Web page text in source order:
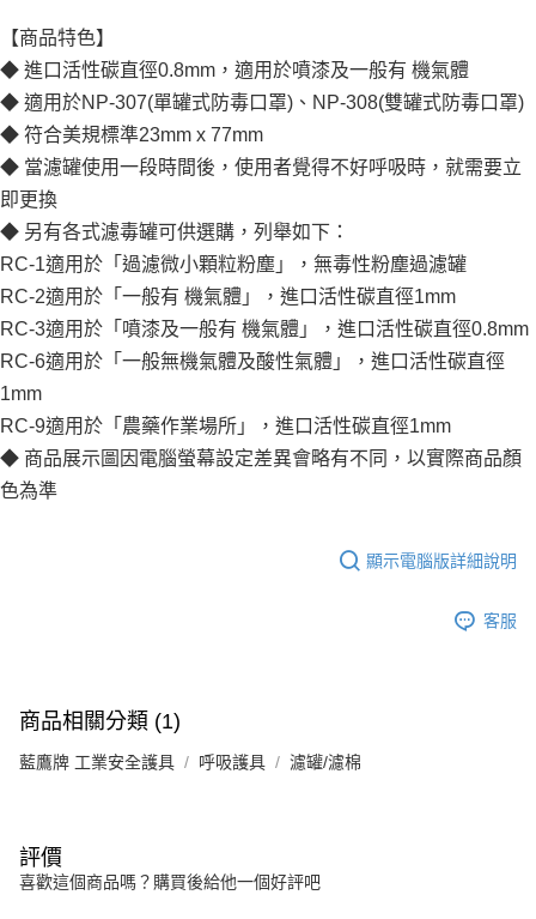
【商品特色】
◆ 進口活性碳直徑0.8mm，適用於噴漆及一般有 機氣體
◆ 適用於NP-307(單罐式防毒口罩)、NP-308(雙罐式防毒口罩)
◆ 符合美規標準23mm x 77mm
◆ 當濾罐使用一段時間後，使用者覺得不好呼吸時，就需要立
即更換
◆ 另有各式濾毒罐可供選購，列舉如下：
RC-1適用於「過濾微小顆粒粉塵」，無毒性粉塵過濾罐
RC-2適用於「一般有 機氣體」，進口活性碳直徑1mm
RC-3適用於「噴漆及一般有 機氣體」，進口活性碳直徑0.8mm
RC-6適用於「一般無機氣體及酸性氣體」，進口活性碳直徑
1mm
RC-9適用於「農藥作業場所」，進口活性碳直徑1mm
◆ 商品展示圖因電腦螢幕設定差異會略有不同，以實際商品顏
色為準
顯示電腦版詳細說明
客服
商品相關分類 (1)
藍鷹牌 工業安全護具 呼吸護具 濾罐/濾棉
評價
喜歡這個商品嗎？購買後給他一個好評吧